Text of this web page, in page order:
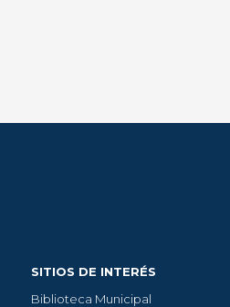
SITIOS DE INTERÉS
Biblioteca Municipal